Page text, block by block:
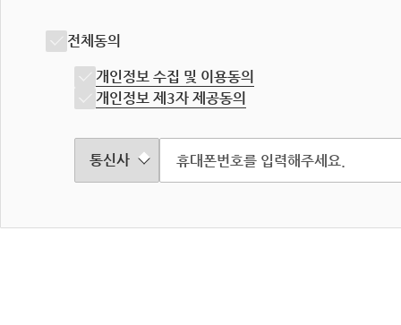
전체동의
개인정보 수집 및 이용동의
개인정보 제3자 제공동의